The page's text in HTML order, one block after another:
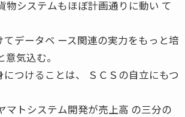
物システムもほぼ計画通りに動い て
データベ ース関連の実力をもっと培
気込む。
つけることは、 ＳＣＳの自立にもつ
マトシステム開発が売上高 の三分の